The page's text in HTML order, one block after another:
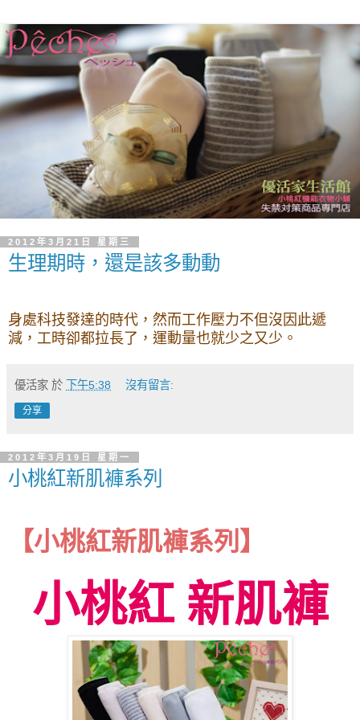
2012年3月21日 星期三
生理期時，還是該多動動
身處科技發達的時代，然而工作壓力不但沒因此遞
減，工時卻都拉長了，運動量也就少之又少。
優活家 於 下午5:38 沒有留言:
分享
2012年3月19日 星期一
小桃紅新肌褲系列
【小桃紅新肌褲系列】
小桃紅 新肌褲